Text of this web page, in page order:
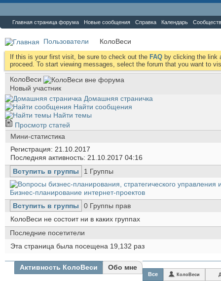
Главная страница форума Новые сообщения Справка Календарь
Пользователи КолоВеси
If this is your first visit, be sure to check out the FAQ by clicking the link
proceed. To start viewing messages, select the forum that you want to
КолоВеси
Новый участник
Домашняя страничка
Найти сообщения
Найти темы
Просмотр статей
Мини-статистика
Регистрация
21.10.2017
Последняя активность 21.10.2017 04:16
Вступить в группы
1 Группы
Бизнес-планирование интернет-проектов
Вступить в группы
0 Группы прав
КолоВеси не состоит ни в каких группах
Последние посетители
Эта страница была посещена 19,132 раз
Активность КолоВеси Обо мне
Все КолоВеси